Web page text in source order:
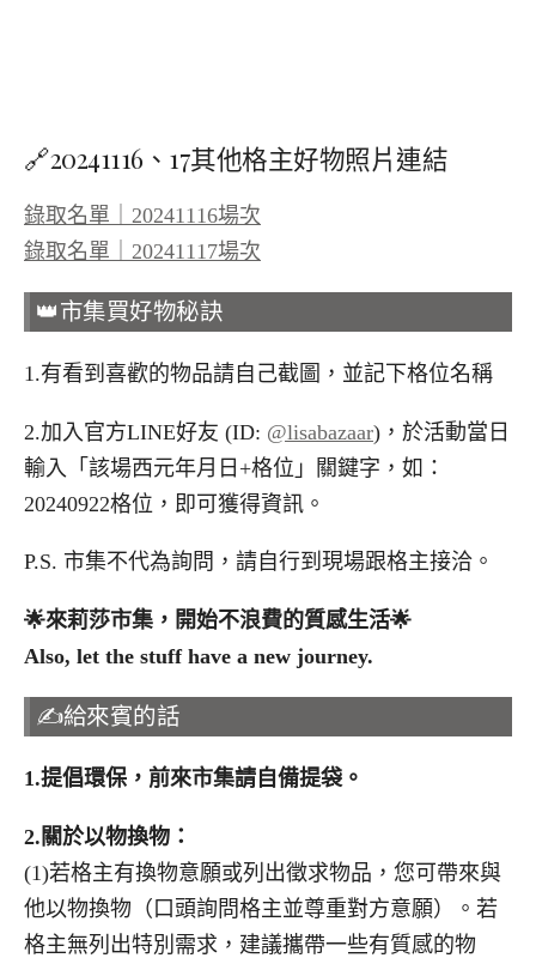
🔗20241116、17其他格主好物照片連結
錄取名單｜20241116場次
錄取名單｜20241117場次
👑市集買好物秘訣
1.有看到喜歡的物品請自己截圖，並記下格位名稱
2.加入官方LINE好友 (ID: @lisabazaar)，於活動當日
輸入「該場西元年月日+格位」關鍵字，如：
20240922格位，即可獲得資訊。
P.S. 市集不代為詢問，請自行到現場跟格主接洽。
🌟來莉莎市集，開始不浪費的質感生活🌟
Also, let the stuff have a new journey.
✍️給來賓的話
1.提倡環保，前來市集請自備提袋。
2. 關於以物換物：
(1)若格主有換物意願或列出徵求物品，您可帶來與
他以物換物（口頭詢問格主並尊重對方意願）。若
格主無列出特別需求，建議攜帶一些有質感的物